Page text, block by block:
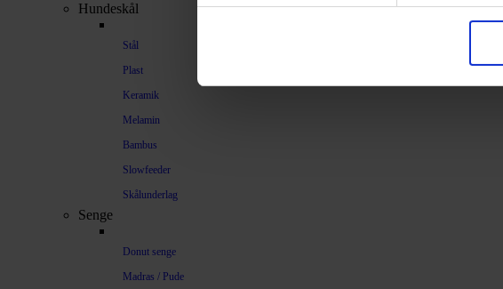
Hundeskål
Stål
Plast
Keramik
Melamin
Bambus
Slowfeeder
Skålunderlag
Senge
Donut senge
Madras / Pude